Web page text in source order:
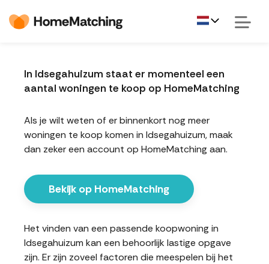
In Idsegahuizum staat er momenteel een
aantal woningen te koop op HomeMatching
Als je wilt weten of er binnenkort nog meer
woningen te koop komen in Idsegahuizum, maak
dan zeker een account op HomeMatching aan.
Bekijk op HomeMatching
Het vinden van een passende koopwoning in
Idsegahuizum kan een behoorlijk lastige opgave
zijn. Er zijn zoveel factoren die meespelen bij het